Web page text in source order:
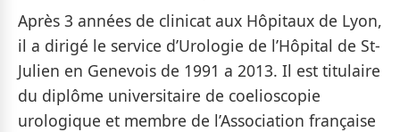
Après 3 années de clinicat aux Hôpitaux de Lyon,
il a dirigé le service d’Urologie de l’Hôpital de St-
Julien en Genevois de 1991 a 2013. Il est titulaire
du diplôme universitaire de coelioscopie
urologique et membre de l’Association française